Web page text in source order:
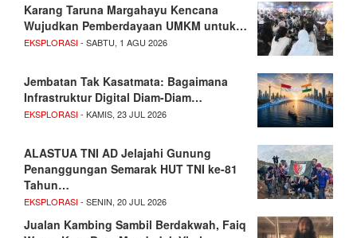
Karang Taruna Margahayu Kencana
Wujudkan Pemberdayaan UMKM untuk…
EKSPLORASI- SABTU, 1 AGU 2026
Jembatan Tak Kasatmata: Bagaimana
Infrastruktur Digital Diam-Diam…
EKSPLORASI- KAMIS, 23 JUL 2026
ALASTUA TNI AD Jelajahi Gunung
Penanggungan Semarak HUT TNI ke-81
Tahun…
EKSPLORASI- SENIN, 20 JUL 2026
Jualan Kambing Sambil Berdakwah, Faiq